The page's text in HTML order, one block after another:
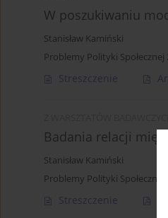
W poszukiwaniu
Stanisław Kamiński
Problemy Polityki Społecznej
Streszczenie
Badania relacji
Stanisław Kamiński
Problemy Polityki Społecznej
Streszczenie